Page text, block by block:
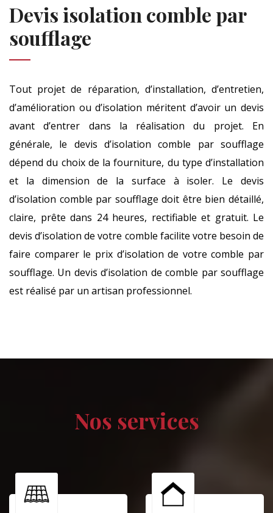
Devis isolation comble par
soufflage
Tout projet de réparation, d’installation, d’entretien,
d’amélioration ou d’isolation méritent d’avoir un devis
avant d’entrer dans la réalisation du projet. En
générale, le devis d’isolation comble par soufflage
dépend du choix de la fourniture, du type d’installation
et la dimension de la surface à isoler. Le devis
d’isolation comble par soufflage doit être bien détaillé,
claire, prête dans 24 heures, rectifiable et gratuit. Le
devis d’isolation de votre comble facilite votre besoin de
faire comparer le prix d’isolation de votre comble par
soufflage. Un devis d’isolation de comble par soufflage
est réalisé par un artisan professionnel.
Nos services